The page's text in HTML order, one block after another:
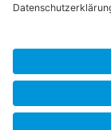
AGB